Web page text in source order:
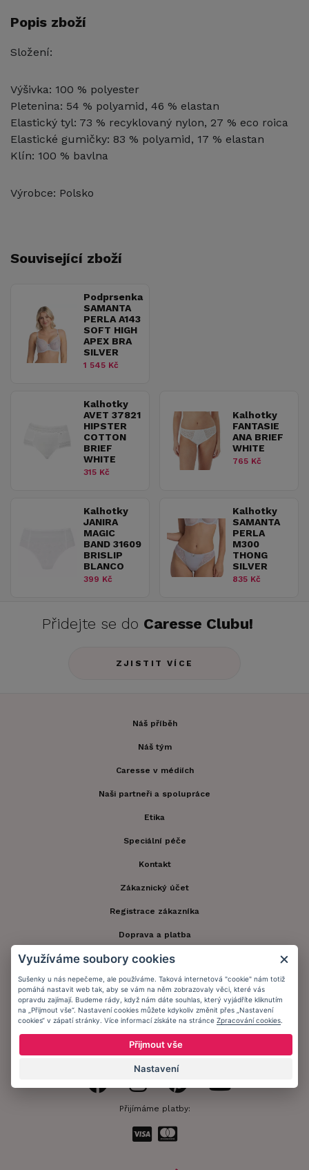
Popis zboží
Složení:
Výšivka: 100 % polyester
Pletenina: 54 % polyamid, 46 % elastan
Elastický tyl: 73 % recyklovaný nylon, 27 % eco roica
Elastické gumičky: 83 % polyamid, 17 % elastan
Klín: 100 % bavlna
Výrobce: Polsko
Související zboží
Podprsenka
SAMANTA
PERLA A143
SOFT HIGH
APEX BRA
SILVER
1 545 Kč
Kalhotky
AVET 37821
HIPSTER
COTTON
BRIEF
WHITE
315 Kč
Kalhotky
FANTASIE
ANA BRIEF
WHITE
765 Kč
Kalhotky
JANIRA
MAGIC
BAND 31609
BRISLIP
BLANCO
399 Kč
Kalhotky
SAMANTA
PERLA
M300
THONG
SILVER
835 Kč
Přidejte se do Caresse Clubu!
ZJISTIT VÍCE
Náš příběh
Náš tým
Caresse v médiích
Naši partneři a spolupráce
Etika
Speciální péče
Kontakt
Zákaznický účet
Registrace zákazníka
Doprava a platba
Obchodní podmínky
Ochrana osobních údajů
Informační memorandum
Zůstaňte s námi v kontaktu.
Přijímáme platby:
Využíváme soubory cookies
Sušenky u nás nepečeme, ale používáme. Taková internetová "cookie" nám totiž
pomáhá nastavit web tak, aby se vám na něm zobrazovaly věci, které vás
opravdu zajímají. Budeme rády, když nám dáte souhlas, který vyjádříte kliknutím
na „Přijmout vše“. Nastavení cookies můžete kdykoliv změnit přes „Nastavení
cookies“ v zápatí stránky. Více informací získáte na stránce Zpracování cookies
Přijmout vše
Nastavení